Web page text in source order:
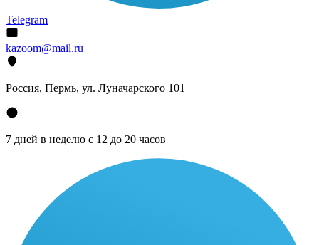
Telegram
kazoom@mail.ru
Россия, Пермь, ул. Луначарского 101
7 дней в неделю с 12 до 20 часов